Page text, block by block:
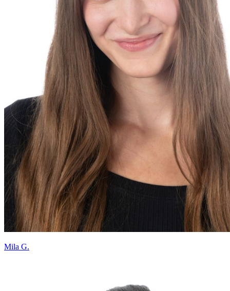
Mila G.